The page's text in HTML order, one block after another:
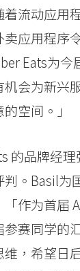
流动应用
应用程序
Eats为
会为新兴
空间。」
的品牌经
。Basil为
作为首届
赛同学的
，希望日